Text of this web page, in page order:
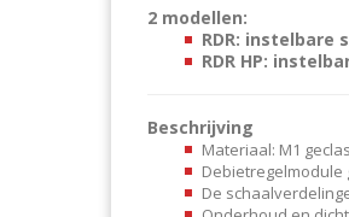
2 modellen:
RDR: instelbare
RDR HP:
Beschrijving
Materiaal: M1
Debietregelmodule
De